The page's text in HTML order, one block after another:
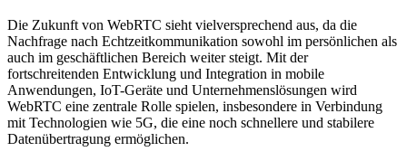
Die Zukunft von WebRTC sieht vielversprechend aus, da die
Nachfrage nach Echtzeitkommunikation sowohl im persönlichen als
auch im geschäftlichen Bereich weiter steigt. Mit der
fortschreitenden Entwicklung und Integration in mobile
Anwendungen, IoT-Geräte und Unternehmenslösungen wird
WebRTC eine zentrale Rolle spielen, insbesondere in Verbindung
mit Technologien wie 5G, die eine noch schnellere und stabilere
Datenübertragung ermöglichen.